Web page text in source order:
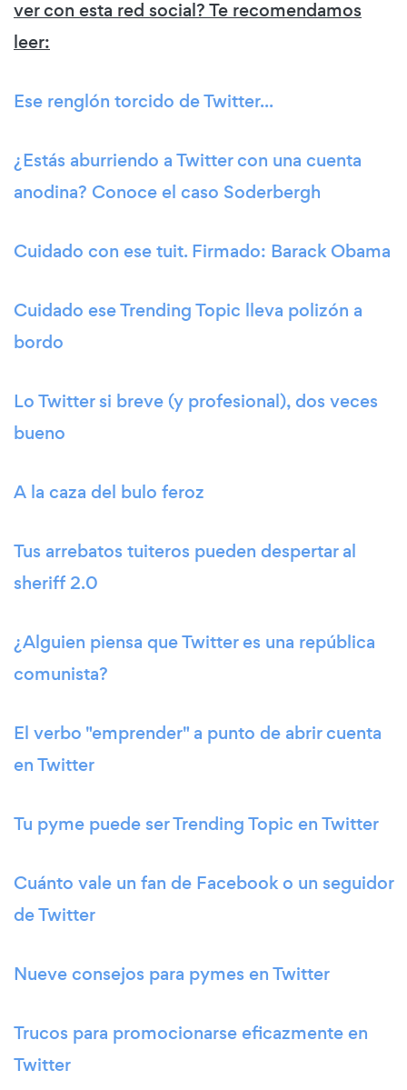
ver con esta red social? Te recomendamos
leer:
Ese renglón torcido de Twitter...
¿Estás aburriendo a Twitter con una cuenta
anodina? Conoce el caso Soderbergh
Cuidado con ese tuit. Firmado: Barack Obama
Cuidado ese Trending Topic lleva polizón a
bordo
Lo Twitter si breve (y profesional), dos veces
bueno
A la caza del bulo feroz
Tus arrebatos tuiteros pueden despertar al
sheriff 2.0
¿Alguien piensa que Twitter es una república
comunista?
El verbo "emprender" a punto de abrir cuenta
en Twitter
Tu pyme puede ser Trending Topic en Twitter
Cuánto vale un fan de Facebook o un seguidor
de Twitter
Nueve consejos para pymes en Twitter
Trucos para promocionarse eficazmente en
Twitter